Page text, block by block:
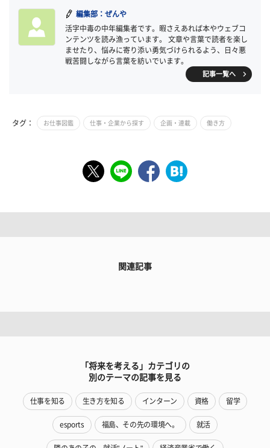
編集部：ぜんや
活字中毒の中年編集者です。暇さえあれば本やウェブコ
ンテンツを読み漁っています。 文章や言葉で読者を楽し
ませたり、悩みに寄り添い勇気づけられるよう、日々悪
戦苦闘しながら言葉を紡いでいます。
記事一覧へ
タグ： お仕事図鑑 仕事・企業から探す 企画・連載 働き方
関連記事
「将来を考える」カテゴリの
別のテーマの記事を見る
仕事を知る 生き方を知る インターン 資格 留学
esports 福島、その先の環境へ。 就活